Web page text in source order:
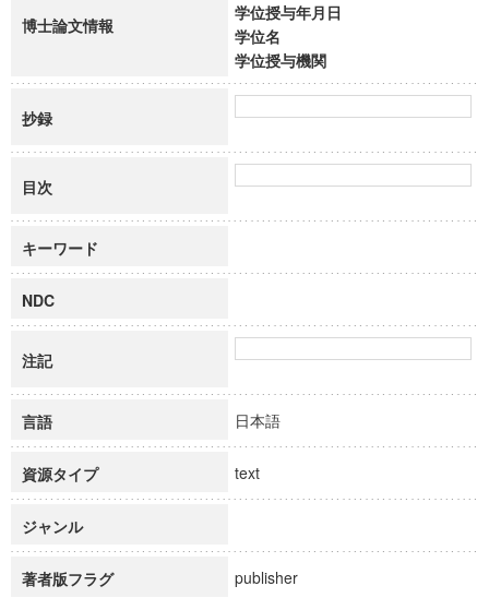
博士論文情報
学位授与年月日
学位名
学位授与機関
抄録
目次
キーワード
NDC
注記
言語 日本語
資源タイプ text
ジャンル
著者版フラグ publisher